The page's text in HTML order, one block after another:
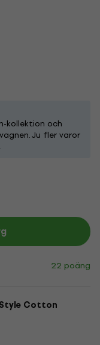
kollektion och
Ju fler varor
22 poäng
Cotton